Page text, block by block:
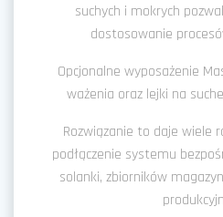
suchych i mokrych
dostosowanie
Opcjonalne wyposażenie
ważenia oraz lejki na
Rozwiązanie to daje wiele
podłączenie systemu
solanki, zbiorników